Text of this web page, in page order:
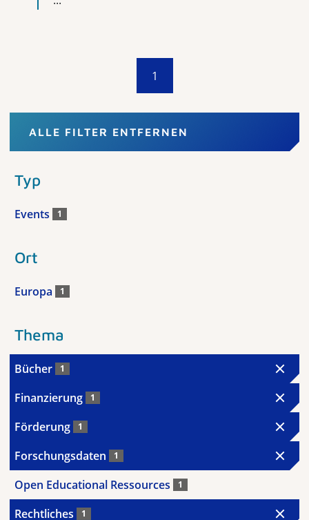
1
ALLE FILTER ENTFERNEN
Typ
Events 1
Ort
Europa 1
Thema
Bücher 1
Finanzierung 1
Förderung 1
Forschungsdaten 1
Open Educational Ressources 1
Rechtliches 1